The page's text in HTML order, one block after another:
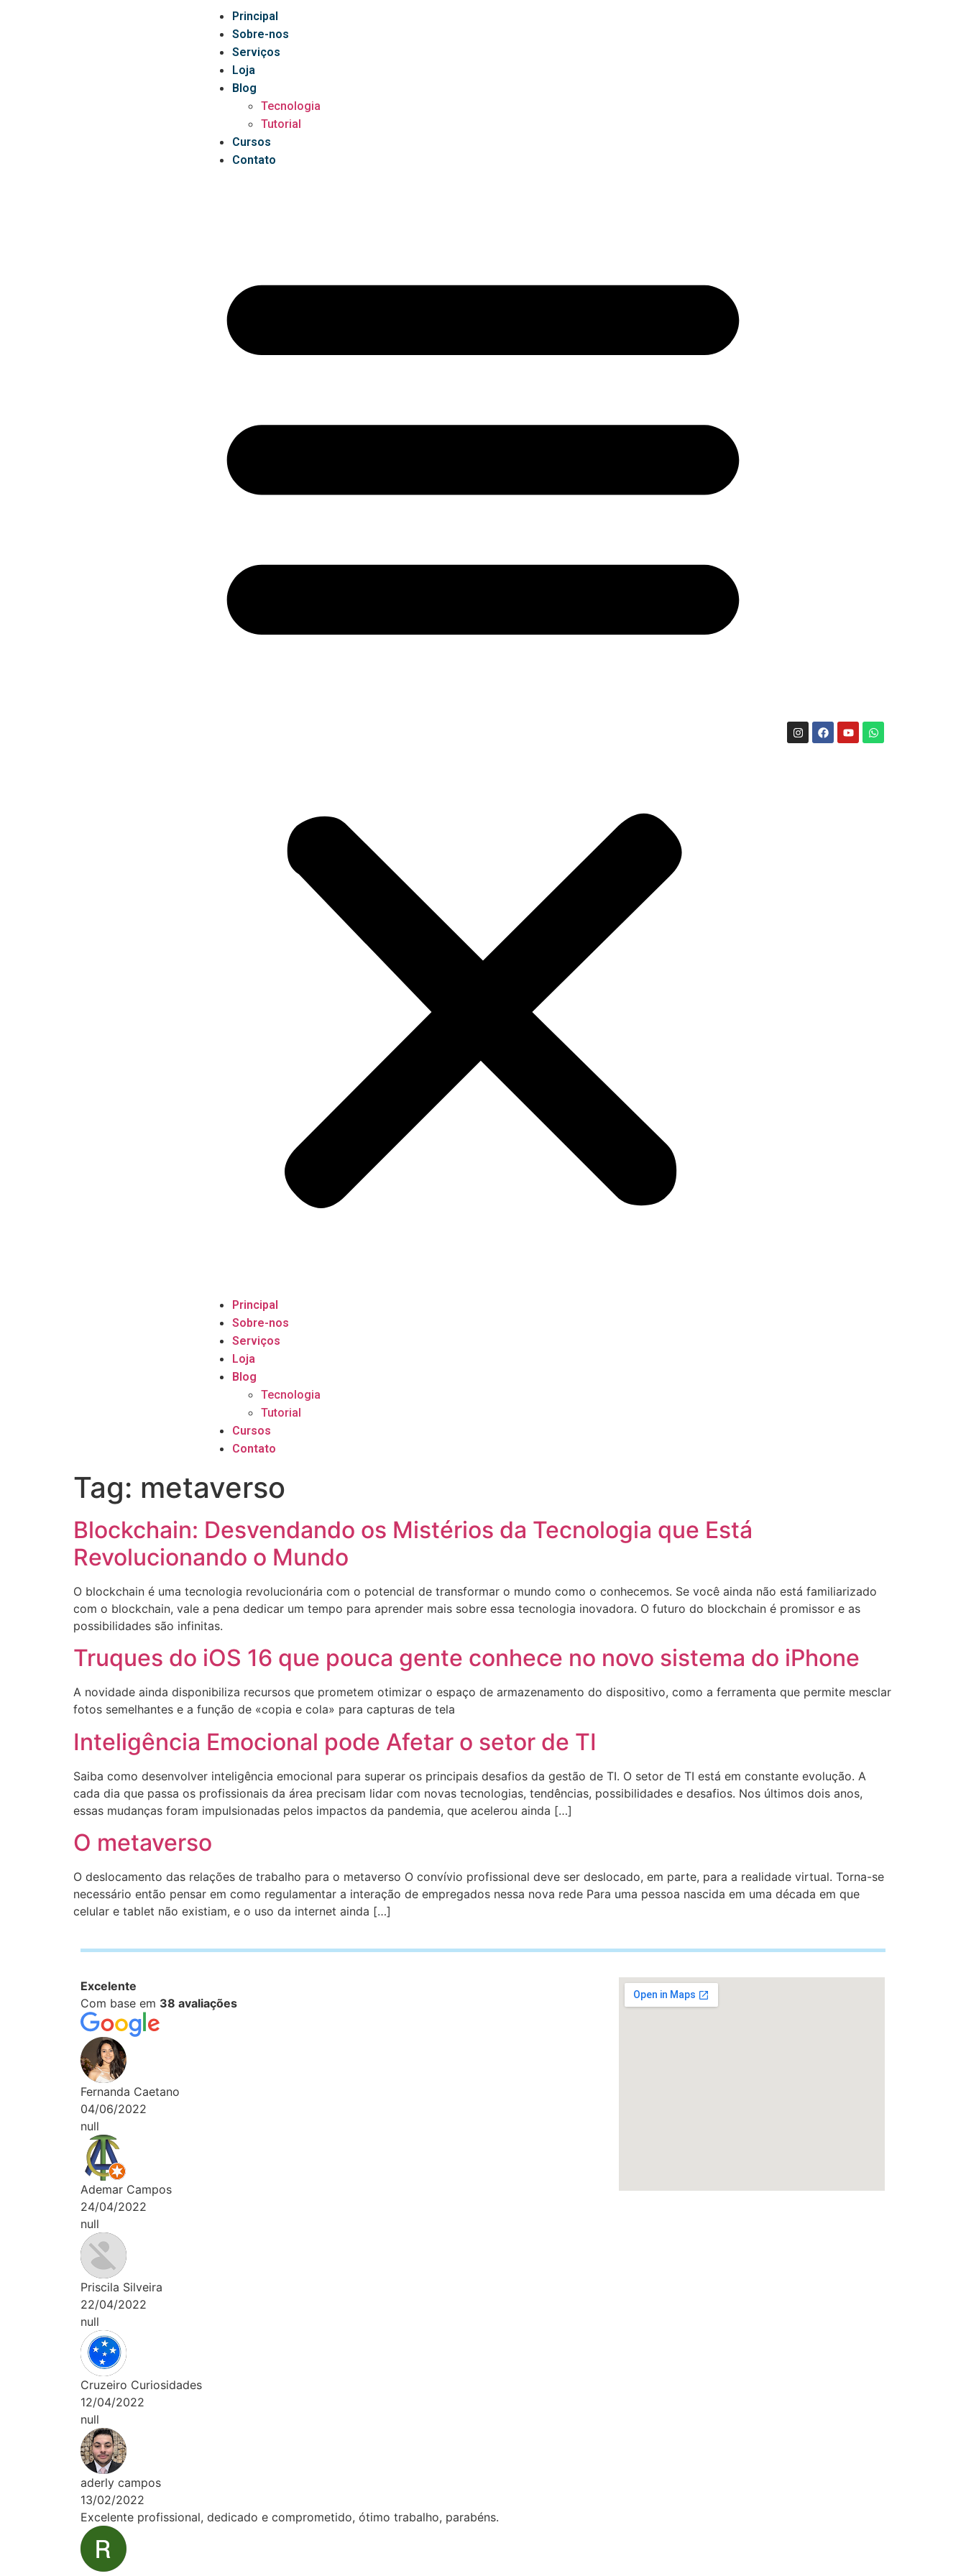
Principal
Sobre-nos
Serviços
Loja
Blog
Tecnologia
Tutorial
Cursos
Contato
Principal
Sobre-nos
Serviços
Loja
Blog
Tecnologia
Tutorial
Cursos
Contato
Tag: metaverso
Blockchain: Desvendando os Mistérios da Tecnologia que Está
Revolucionando o Mundo
O blockchain é uma tecnologia revolucionária com o potencial de transformar o mundo como o conhecemos. Se você ainda não está familiarizado
com o blockchain, vale a pena dedicar um tempo para aprender mais sobre essa tecnologia inovadora. O futuro do blockchain é promissor e as
possibilidades são infinitas.
Truques do iOS 16 que pouca gente conhece no novo sistema do iPhone
A novidade ainda disponibiliza recursos que prometem otimizar o espaço de armazenamento do dispositivo, como a ferramenta que permite mesclar
fotos semelhantes e a função de «copia e cola» para capturas de tela
Inteligência Emocional pode Afetar o setor de TI
Saiba como desenvolver inteligência emocional para superar os principais desafios da gestão de TI. O setor de TI está em constante evolução. A
cada dia que passa os profissionais da área precisam lidar com novas tecnologias, tendências, possibilidades e desafios. Nos últimos dois anos,
essas mudanças foram impulsionadas pelos impactos da pandemia, que acelerou ainda […]
O metaverso
O deslocamento das relações de trabalho para o metaverso O convívio profissional deve ser deslocado, em parte, para a realidade virtual. Torna-se
necessário então pensar em como regulamentar a interação de empregados nessa nova rede Para uma pessoa nascida em uma década em que
celular e tablet não existiam, e o uso da internet ainda […]
Excelente
Com base em 38 avaliações
Fernanda Caetano
04/06/2022
Ademar Campos
24/04/2022
Priscila Silveira
22/04/2022
Cruzeiro Curiosidades
12/04/2022
aderly campos
13/02/2022
Excelente profissional, dedicado e comprometido, ótimo trabalho, parabéns.